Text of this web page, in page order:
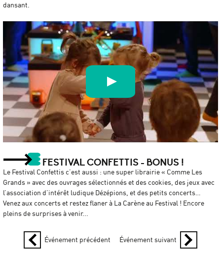
dansant.
L'Armada Productions
FESTIVAL CONFETTIS - BONUS !
Le Festival Confettis c’est aussi : une super librairie « Comme Les
Grands » avec des ouvrages sélectionnés et des cookies, des jeux avec
l’association d’intérêt ludique Dézépions, et des petits concerts…
Venez aux concerts et restez flaner à La Carène au Festival ! Encore
pleins de surprises à venir...
Événement précédent Événement suivant